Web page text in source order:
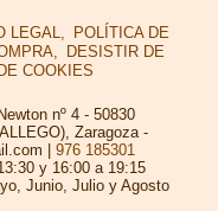
LEGAL
POLÍTICA DE
DESISTIR DE
COOKIES
nº 4 - 50830
Zaragoza -
| 976 185301
y 16:00 a 19:15
Junio, Julio y Agosto